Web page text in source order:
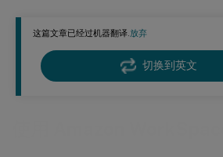
这篇文章已经过机器翻译.放弃
切换到英文
AWS 租用模式
灵活计费
创建目录